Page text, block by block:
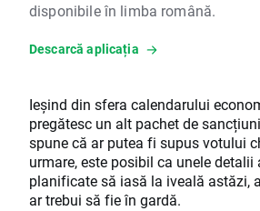
disponibile în limba română.
Descarcă aplicația
Ieșind din sfera calendarului
pregătesc un alt pachet de
spune că ar putea fi supus votului
urmare, este posibil ca unele
planificate să iasă la iveală astăzi,
ar trebui să fie în gardă.